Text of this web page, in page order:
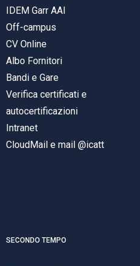
IDEM Garr AAI
Off-campus
CV Online
Albo Fornitori
Bandi e Gare
Verifica certificati e
autocertificazioni
Intranet
CloudMail e mail @icatt
SECONDO TEMPO